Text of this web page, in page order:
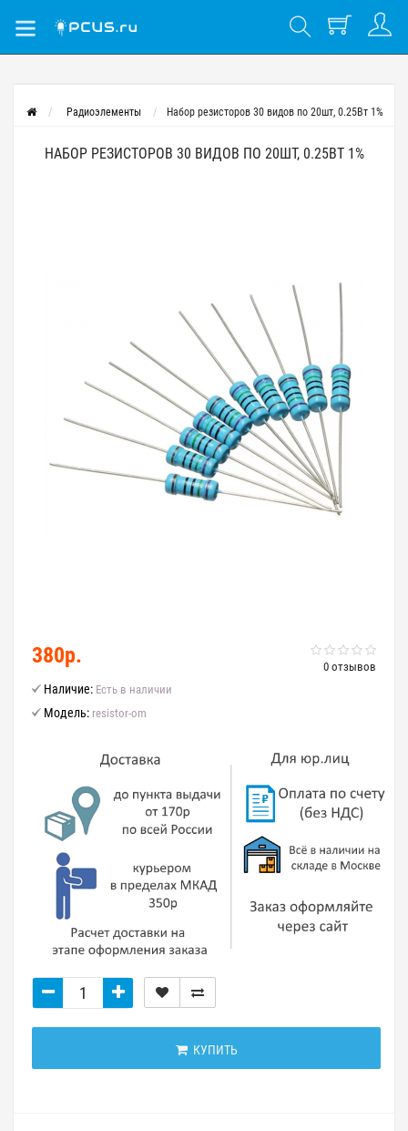
Радиоэлементы Набор резисторов 30 видов по 20шт, 0.25Вт 1%
НАБОР РЕЗИСТОРОВ 30 ВИДОВ ПО 20ШТ, 0.25ВТ 1%
0 отзывов
380р.
Наличие: Есть в наличии
Модель: resistor-om
КУПИТЬ